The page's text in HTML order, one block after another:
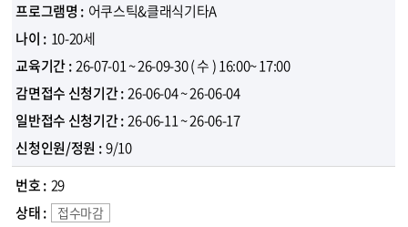
어쿠스틱&클래식기타A
10-20세
26-07-01 ~ 26-09-30( 수 )16:00~ 17:00
26-06-04 ~ 26-06-04
26-06-11 ~ 26-06-17
9/10
29
접수마감